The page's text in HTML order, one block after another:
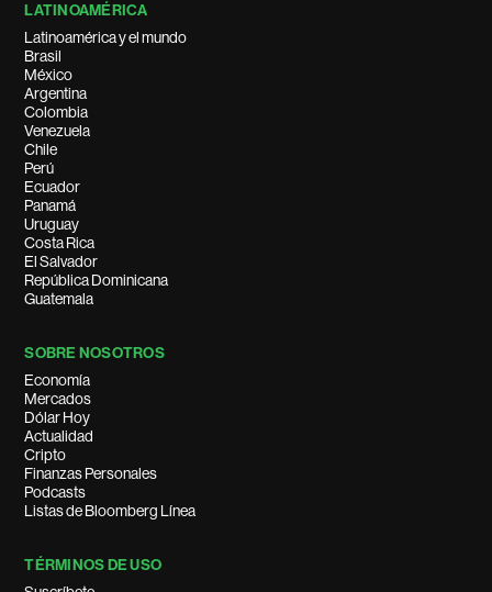
LATINOAMÉRICA
Latinoamérica y el mundo
Brasil
México
Argentina
Colombia
Venezuela
Chile
Perú
Ecuador
Panamá
Uruguay
Costa Rica
El Salvador
República Dominicana
Guatemala
SOBRE NOSOTROS
Economía
Mercados
Dólar Hoy
Actualidad
Cripto
Finanzas Personales
Podcasts
Listas de Bloomberg Línea
TÉRMINOS DE USO